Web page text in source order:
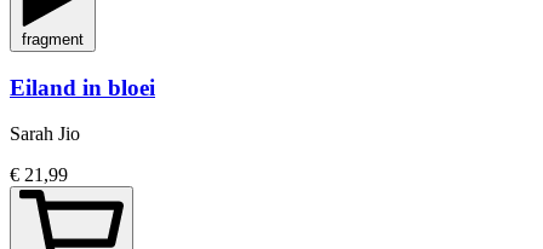
fragment
Eiland in bloei
Sarah Jio
€ 21,99